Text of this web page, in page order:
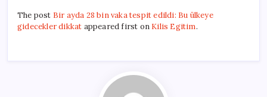
The post Bir ayda 28 bin vaka tespit edildi: Bu ülkeye
gidecekler dikkat appeared first on Kilis Egitim.